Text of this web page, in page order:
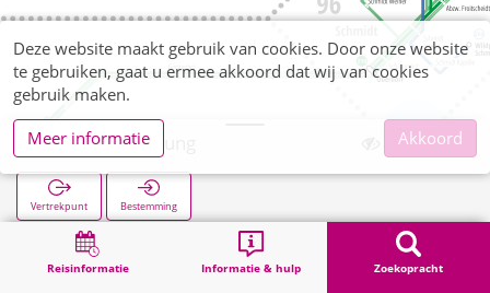
Reisinformatie Informatie & hulp Zoekopracht
Hürtgen Siedlung
Vertrekpunt Bestemming
Zoekopracht
Deze website maakt gebruik van cookies. Door onze website
te gebruiken, gaat u ermee akkoord dat wij van cookies
gebruik maken.
Meer informatie
Akkoord